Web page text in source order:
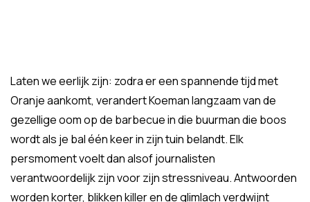
Laten we eerlijk zijn: zodra er een spannende tijd met
Oranje aankomt, verandert Koeman langzaam van de
gezellige oom op de barbecue in die buurman die boos
wordt als je bal één keer in zijn tuin belandt. Elk
persmoment voelt dan alsof journalisten
verantwoordelijk zijn voor zijn stressniveau. Antwoorden
worden korter, blikken killer en de glimlach verdwijnt